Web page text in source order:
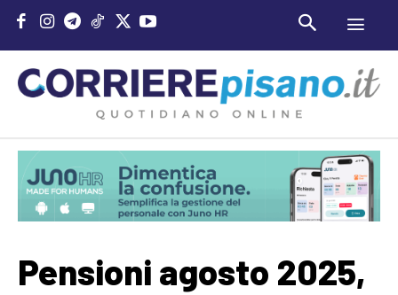
Pensioni agosto 2025,